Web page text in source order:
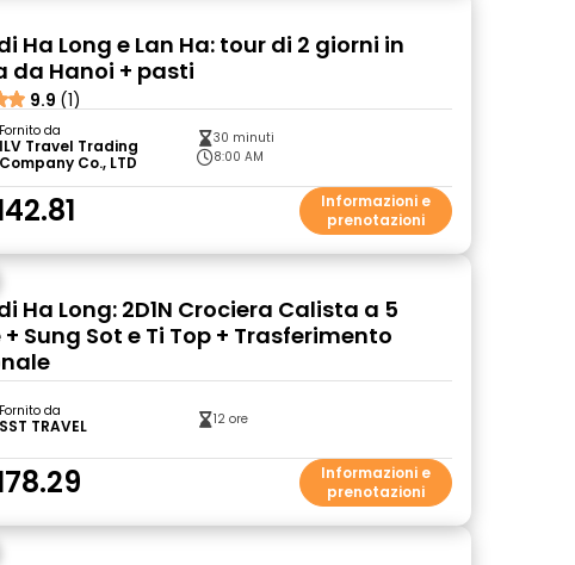
Ha Long e Lan Ha: tour di 2 giorni in
da Hanoi + pasti
9.9 (1)
Fornito da
ILV Travel Trading
Company Co., LTD
30 minuti
8:00 AM
Informazioni e
prenotazioni
Ha Long: 2D1N Crociera Calista a 5
Sung Sot e Ti Top + Trasferimento
Fornito da
SST TRAVEL 12 ore
Informazioni e
prenotazioni